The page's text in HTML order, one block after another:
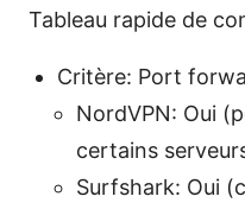
Tableau rapide de
Critère: Port
NordVPN: Oui
certains
Surfshark: Oui